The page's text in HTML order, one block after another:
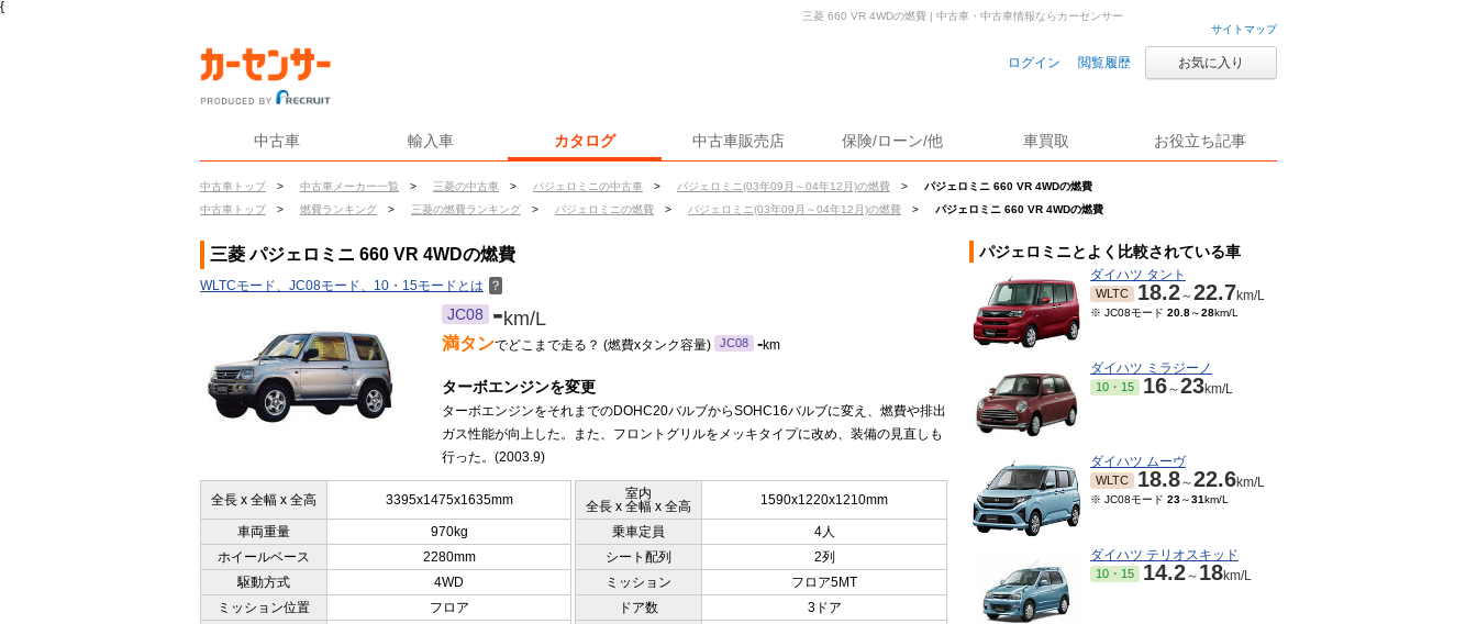
{
サイトマップ
ログイン 閲覧履歴 お気に入り
中古車 輸入車 カタログ 中古車販売店 保険/ローン/他 車買取 お役立ち記事
中古車トップ > 中古車メーカー一覧 > 三菱の中古車 > パジェロミニの中古車 > パジェロミニ(03年09月～04年12月)の燃費 >
パジェロミニ 660 VR 4WDの燃費
中古車トップ
> 燃費ランキング > 三菱の燃費ランキング > パジェロミニの燃費 > パジェロミニ(03年09月～04年12月)の燃費 > パジェロミニ 660 VR 4WDの燃費
三菱 660 VR 4WDの燃費 | 中古車・中古車情報ならカーセンサー
三菱 パジェロミニ 660 VR 4WDの燃費
WLTCモード、JC08モード、10・15モードとは ？
JC08 -km/L
満タンでどこまで走る？ (燃費xタンク容量) JC08 -km
ターボエンジンを変更
ターボエンジンをそれまでのDOHC20バルブからSOHC16バルブに変え、燃費や排出
ガス性能が向上した。また、フロントグリルをメッキタイプに改め、装備の見直しも
行った。(2003.9)
全長 x 全幅 x 全高 3395x1475x1635mm
室内
全長 x 全幅 x 全高
1590x1220x1210mm
車両重量 970kg 乗車定員
4人
ホイールベース
2280mm シート配列
2列
駆動方式
4WD ミッション
フロア5MT
ミッション位置
フロア ドア数
3ドア
パジェロミニとよく比較されている車
ダイハツ タント
WLTC 18.2～22.7km/L
※ JC08モード 20.8～28km/L
ダイハツ ミラジーノ
10・15 16～23km/L
ダイハツ ムーヴ
WLTC 18.8～22.6km/L
※ JC08モード 23～31km/L
ダイハツ テリオスキッド
10・15 14.2～ 18km/L